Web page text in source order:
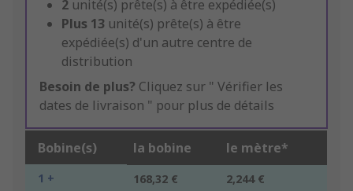
2 unité(s) prête(s) à être expédiée(s)
Plus 13 unité(s) prête(s) à être
expédiée(s) d'un autre centre de
distribution
Besoin de plus? Cliquez sur " Vérifier les
dates de livraison " pour plus de détails
Bobine(s) la bobine le mètre*
1 + 168,32 € 2,244 €